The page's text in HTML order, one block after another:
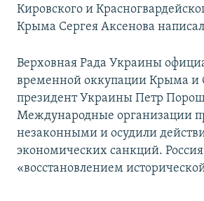
Кировского и
Крыма Сергея Аксенова
Верховная Рада Украины
временной оккупации Крыма и
президент Украины Петр
Международные организации
незаконными и осудили
экономических санкций.
«восстановлением